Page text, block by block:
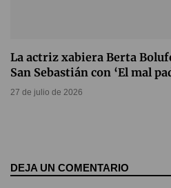
La actriz xabiera Berta
San Sebastián con ‘El mal
27 de julio de 2026
DEJA UN COMENTARIO